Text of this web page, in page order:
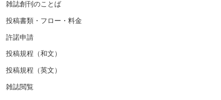
雑誌創刊のことば
投稿書類・フロー・料金
許諾申請
投稿規程（和文）
投稿規程（英文）
雑誌閲覧